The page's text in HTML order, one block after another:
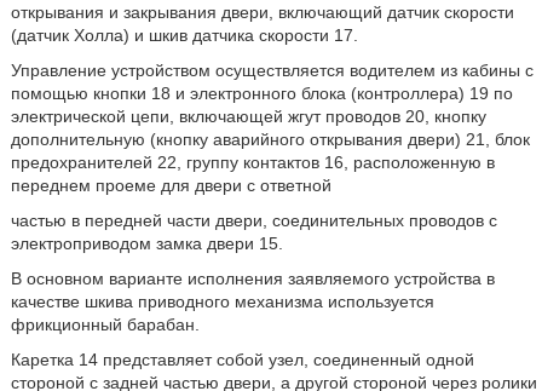
открывания и закрывания двери, включающий датчик скорости
(датчик Холла) и шкив датчика скорости 17.
Управление устройством осуществляется водителем из кабины с
помощью кнопки 18 и электронного блока (контроллера) 19 по
электрической цепи, включающей жгут проводов 20, кнопку
дополнительную (кнопку аварийного открывания двери) 21, блок
предохранителей 22, группу контактов 16, расположенную в
переднем проеме для двери с ответной
частью в передней части двери, соединительных проводов с
электроприводом замка двери 15.
В основном варианте исполнения заявляемого устройства в
качестве шкива приводного механизма используется
фрикционный барабан.
Каретка 14 представляет собой узел, соединенный одной
стороной с задней частью двери, а другой стороной через ролики